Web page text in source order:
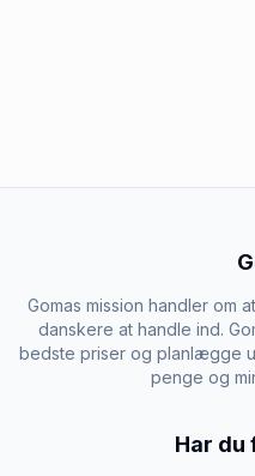
Gomas mission handler om
danskere at handle ind.
bedste priser og planlægge
penge og
Har du